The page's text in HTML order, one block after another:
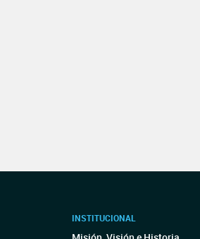
INSTITUCIONAL